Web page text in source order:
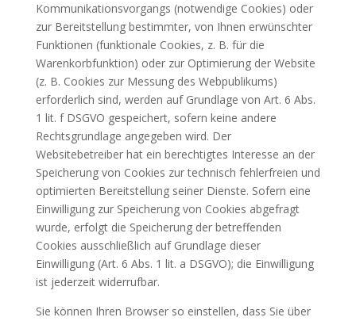
Kommunikationsvorgangs (notwendige Cookies) oder
zur Bereitstellung bestimmter, von Ihnen erwünschter
Funktionen (funktionale Cookies, z. B. für die
Warenkorbfunktion) oder zur Optimierung der Website
(z. B. Cookies zur Messung des Webpublikums)
erforderlich sind, werden auf Grundlage von Art. 6 Abs.
1 lit. f DSGVO gespeichert, sofern keine andere
Rechtsgrundlage angegeben wird. Der
Websitebetreiber hat ein berechtigtes Interesse an der
Speicherung von Cookies zur technisch fehlerfreien und
optimierten Bereitstellung seiner Dienste. Sofern eine
Einwilligung zur Speicherung von Cookies abgefragt
wurde, erfolgt die Speicherung der betreffenden
Cookies ausschließlich auf Grundlage dieser
Einwilligung (Art. 6 Abs. 1 lit. a DSGVO); die Einwilligung
ist jederzeit widerrufbar.
Sie können Ihren Browser so einstellen, dass Sie über